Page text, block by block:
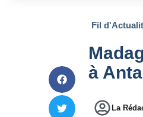
Fil
à
La